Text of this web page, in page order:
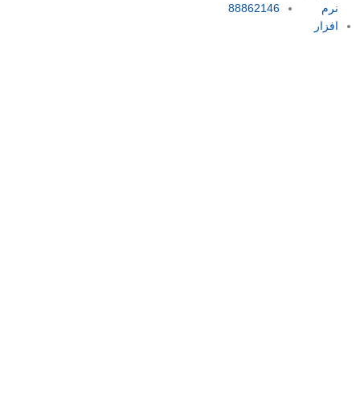
نرم
افزار
88862146